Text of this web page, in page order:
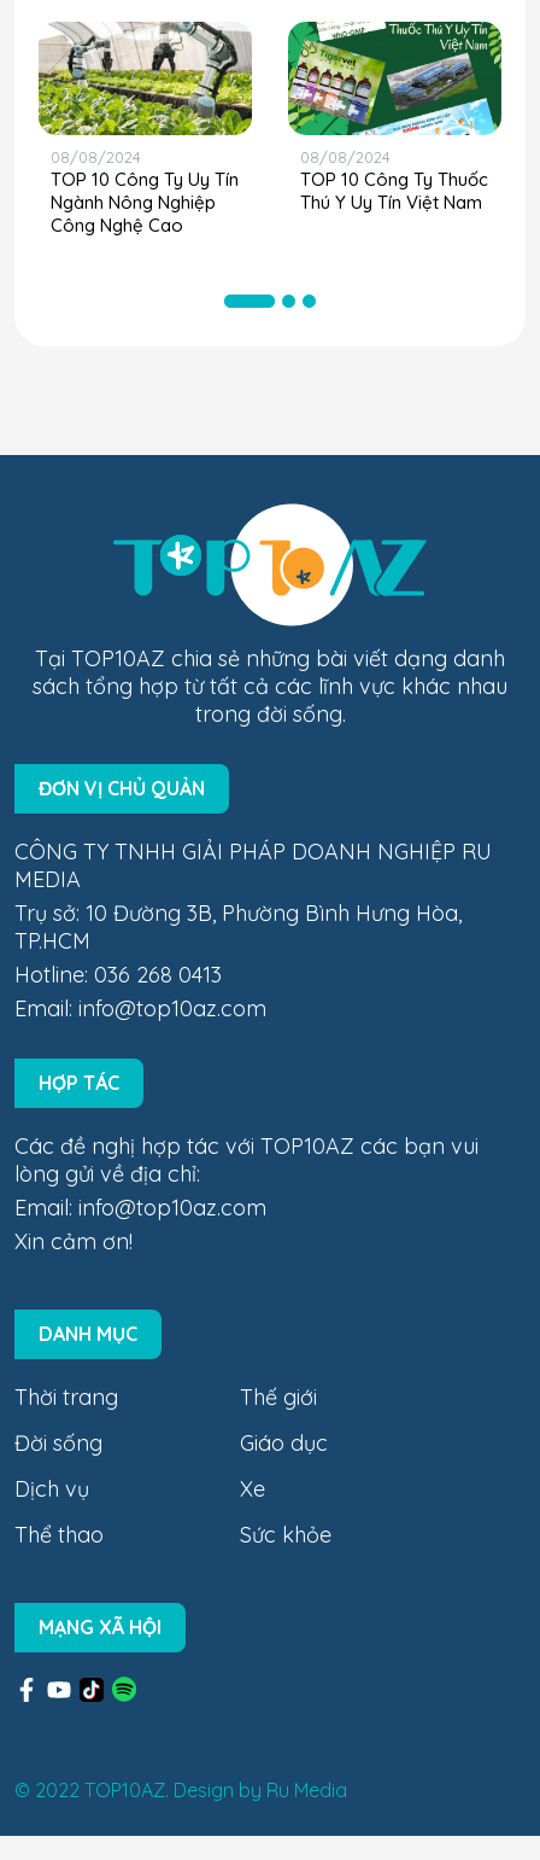
08/08/2024
TOP 10 Công Ty Uy Tín
Ngành Nông Nghiệp
Công Nghệ Cao
08/08/2024
TOP 10 Công Ty Thuốc
Thú Y Uy Tín Việt Nam
Tại TOP10AZ chia sẻ những bài viết dạng danh
sách tổng hợp từ tất cả các lĩnh vực khác nhau
trong đời sống.
ĐƠN VỊ CHỦ QUẢN
CÔNG TY TNHH GIẢI PHÁP DOANH NGHIỆP RU
MEDIA
Trụ sở: 10 Đường 3B, Phường Bình Hưng Hòa,
TP.HCM
Hotline: 036 268 0413
Email: info@top10az.com
HỢP TÁC
Các đề nghị hợp tác với TOP10AZ các bạn vui
lòng gửi về địa chỉ:
Email: info@top10az.com
Xin cảm ơn!
DANH MỤC
Thời trang
Thế giới
Đời sống
Giáo dục
Dịch vụ
Xe
Thể thao
Sức khỏe
MẠNG XÃ HỘI
© 2022 TOP10AZ. Design by Ru Media